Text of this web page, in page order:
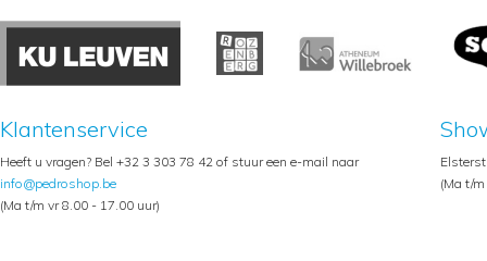
Klantenservice
Heeft u vragen? Bel +32 3 303 78 42 of stuur een e-mail naar
info@pedroshop.be
(Ma t/m vr 8.00 - 17.00 uur)
(Ma t/